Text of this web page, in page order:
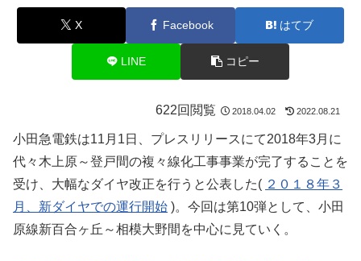
X Facebook はてブ
LINE コピー
622回閲覧 2018.04.02 2022.08.21
小田急電鉄は11月1日、プレスリリースにて2018年3月に
代々木上原～登戸間の複々線化工事事業が完了することを
受け、大幅なダイヤ改正を行うと公表した( ２０１８年３
月、新ダイヤでの運行開始 )。今回は第10弾として、小田
原線新百合ヶ丘～相模大野間を中心に見ていく。